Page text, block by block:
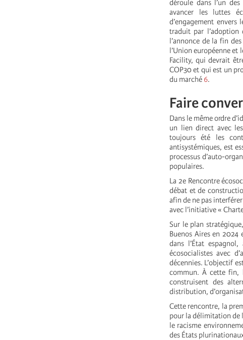
déroule dans l’un
avancer les luttes
d’engagement
traduit par
l’annonce de la fin
l’Union européenne et
Facility, qui devrait
COP30 et qui est un
du marché 6.
Faire
Dans le même ordre
un lien direct avec
toujours été les
antisystémiques, est
processus d’auto-
populaires.
La 2e Rencontre
débat et de
afin de ne pas
avec l’initiative «
Sur le plan
Buenos Aires en 2024
dans l’État
écosocialistes avec
décennies. L’objectif
commun. À cette fin,
construisent des
distribution,
Cette rencontre, la
pour la délimitation de
le racisme
des États